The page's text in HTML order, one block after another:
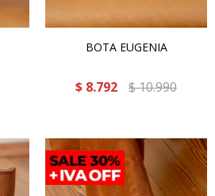
BOTA EUGENIA
$ 8.792 $10.990